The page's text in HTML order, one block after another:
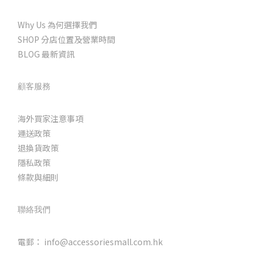
Why Us 為何選擇我們
SHOP 分店位置及營業時間
BLOG 最新資訊
顧客服務
海外買家注意事項
運送政策
退換貨政策
隱私政策
條款與細則
聯絡我們
電郵： info@accessoriesmall.com.hk